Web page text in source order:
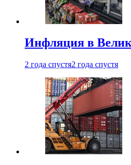
Инфляция в
2 года спустя2 года спустя